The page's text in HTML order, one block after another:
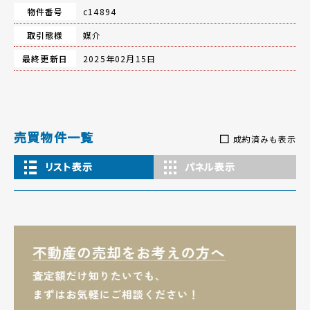
物件番号
c14894
取引態様
媒介
最終更新日
2025年02月15日
売買物件一覧 成約済みも表示
リスト表示 パネル表示